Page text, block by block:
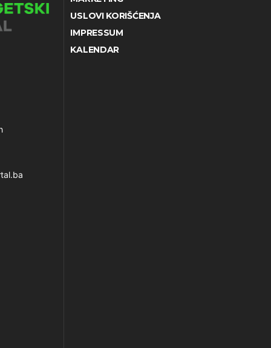
USLOVI KORIŠĆENJA
IMPRESSUM
KALENDAR